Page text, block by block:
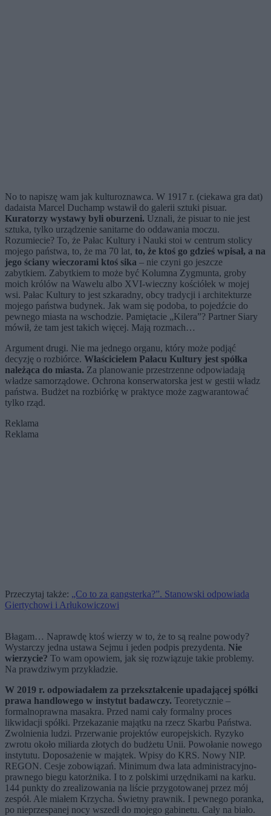
No to napiszę wam jak kulturoznawca. W 1917 r. (ciekawa gra dat)
dadaista Marcel Duchamp wstawił do galerii sztuki pisuar.
Kuratorzy wystawy byli oburzeni. Uznali, że pisuar to nie jest
sztuka, tylko urządzenie sanitarne do oddawania moczu.
Rozumiecie? To, że Pałac Kultury i Nauki stoi w centrum stolicy
mojego państwa, to, że ma 70 lat, to, że ktoś go gdzieś wpisał, a na
jego ściany wieczorami ktoś sika – nie czyni go jeszcze
zabytkiem. Zabytkiem to może być Kolumna Zygmunta, groby
moich królów na Wawelu albo XVI-wieczny kościółek w mojej
wsi. Pałac Kultury to jest szkaradny, obcy tradycji i architekturze
mojego państwa budynek. Jak wam się podoba, to pojedźcie do
pewnego miasta na wschodzie. Pamiętacie „Kilera”? Partner Siary
mówił, że tam jest takich więcej. Mają rozmach…
Argument drugi. Nie ma jednego organu, który może podjąć
decyzję o rozbiórce. Właścicielem Pałacu Kultury jest spółka
należąca do miasta. Za planowanie przestrzenne odpowiadają
władze samorządowe. Ochrona konserwatorska jest w gestii władz
państwa. Budżet na rozbiórkę w praktyce może zagwarantować
tylko rząd.
Reklama
Reklama
Przeczytaj także: „Co to za gangsterka?”. Stanowski odpowiada
Giertychowi i Arłukowiczowi
Błagam… Naprawdę ktoś wierzy w to, że to są realne powody?
Wystarczy jedna ustawa Sejmu i jeden podpis prezydenta. Nie
wierzycie? To wam opowiem, jak się rozwiązuje takie problemy.
Na prawdziwym przykładzie.
W 2019 r. odpowiadałem za przekształcenie upadającej spółki
prawa handlowego w instytut badawczy. Teoretycznie –
formalnoprawna masakra. Przed nami cały formalny proces
likwidacji spółki. Przekazanie majątku na rzecz Skarbu Państwa.
Zwolnienia ludzi. Przerwanie projektów europejskich. Ryzyko
zwrotu około miliarda złotych do budżetu Unii. Powołanie nowego
instytutu. Doposażenie w majątek. Wpisy do KRS. Nowy NIP.
REGON. Cesje zobowiązań. Minimum dwa lata administracyjno-
prawnego biegu katorżnika. I to z polskimi urzędnikami na karku.
144 punkty do zrealizowania na liście przygotowanej przez mój
zespół. Ale miałem Krzycha. Świetny prawnik. I pewnego poranka,
po nieprzespanej nocy wszedł do mojego gabinetu. Cały na biało.